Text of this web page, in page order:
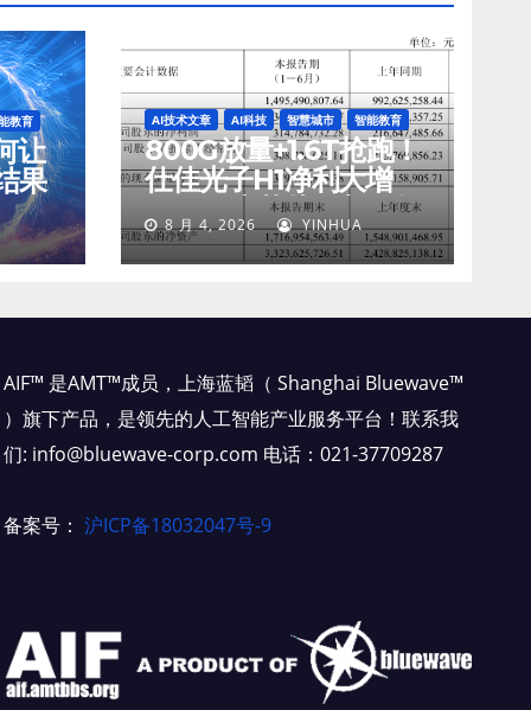
教育
让
果
AI技术文章 AI科技 智慧城市 智能教育
800G放量+1.6T抢跑！
仕佳光子H1净利大增
45%，光芯片收入狂飙
77%
8 月 4, 2026 YINHUA
AIF™ 是AMT™成员，上海蓝韬（ Shanghai Bluewave™
）旗下产品，是领先的人工智能产业服务平台！联系我
们: info@bluewave-corp.com 电话：021-37709287
备案号：沪ICP备18032047号-9